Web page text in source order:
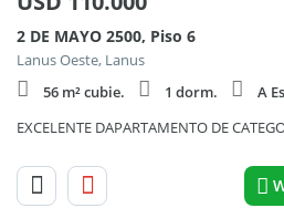
2 DE MAYO 2500, Piso 6
Lanus Oeste, Lanus
56 m² cubie.
1 dorm.
A
EXCELENTE DAPARTAMENTO DE